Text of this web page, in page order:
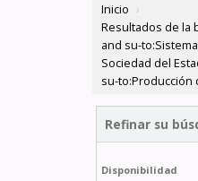
Inicio ›
Resultados de la
and su-
Sociedad del
su-to:Producción
Refinar su
Disponibilidad